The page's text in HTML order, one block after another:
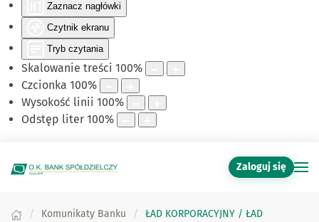
Zaznacz nagłówki
Czytnik ekranu
Tryb czytania
Skalowanie treści 100%
Czcionka 100%
Wysokość linii 100%
Odstęp liter 100%
Zaloguj się
Komunikaty Banku
ŁAD KORPORACYJNY / ŁAD